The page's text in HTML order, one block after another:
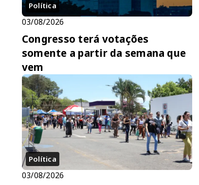
Política
03/08/2026
Congresso terá votações
somente a partir da semana que
vem
Política
03/08/2026